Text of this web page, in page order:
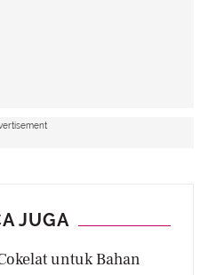
JUGA
untuk Bahan